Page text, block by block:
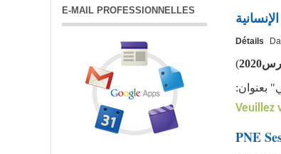
Détails
2020
)
بعنوان:
Veuillez
PNE
E-MAIL PROFESSIONNELLES